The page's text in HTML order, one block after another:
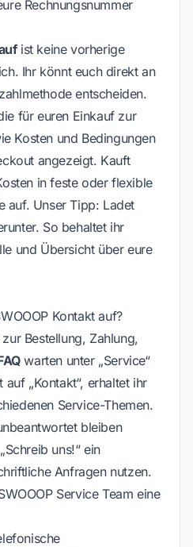
Rechnungsnummer
ist keine vorherige
Ihr könnt euch direkt an
entscheiden.
für euren Einkauf zur
Kosten und Bedingungen
angezeigt. Kauft
in feste oder flexible
auf. Unser Tipp: Ladet
So behaltet ihr
und Übersicht über eure
Kontakt auf?
Bestellung, Zahlung,
warten unter „Service“
„Kontakt“, erhaltet ihr
Service-Themen.
bleiben
uns!“ ein
Anfragen nutzen.
Service Team eine